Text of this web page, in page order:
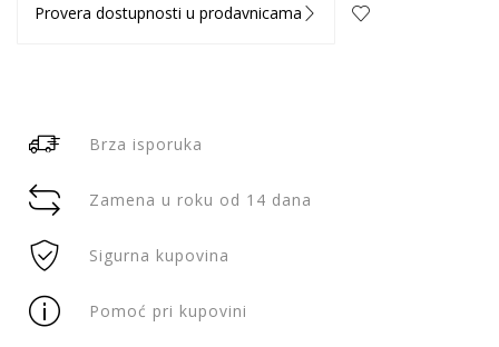
Provera dostupnosti u prodavnicama
Brza isporuka
Zamena u roku od 14 dana
Sigurna kupovina
Pomoć pri kupovini